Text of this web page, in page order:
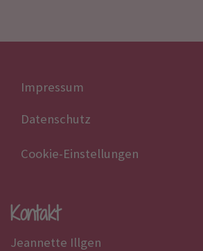
Impressum
Datenschutz
Cookie-Einstellungen
Kontakt
Jeannette Illgen